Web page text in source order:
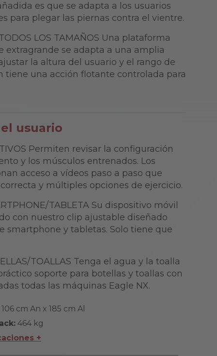
es que se adapta a los usuarios
para plegar las piernas contra el vientre.
LOS TAMAÑOS Una plataforma
extragrande se adapta a una amplia
la altura del usuario y el rango de
tiene una acción flotante controlada para
usuario
Permiten revisar la configuración
y los músculos entrenados. Los
acceso a vídeos paso a paso que
y múltiples opciones de ejercicio.
TABLETA Su dispositivo móvil
con nuestro clip ajustable diseñado
smartphone y tabletas. Solo tiene que
TOALLAS Tenga el agua y la toalla
soporte para botellas y toallas con
todas las máquinas Eagle NX.
cm An x 185 cm Al
464 kg
+